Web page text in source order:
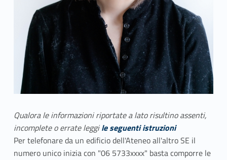
Qualora le informazioni riportate a lato risultino assenti,
incomplete o errate leggile seguenti istruzioni
Per telefonare da un edificio dell'Ateneo all'altro SE il
numero unico inizia con "06 5733xxxx" basta comporre le